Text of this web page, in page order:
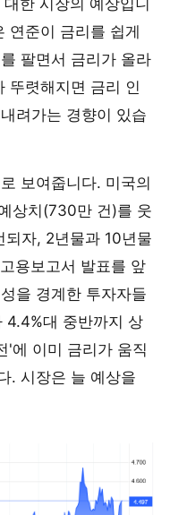
한 시장의 예상입니
연준이 금리를 쉽게
팔면서 금리가 올라
뚜렷해지면 금리 인
려가는 경향이 있습
보여줍니다. 미국의
상치(730만 건)를 웃
자, 2년물과 10년물
용보고서 발표를 앞
을 경계한 투자자들
4.4%대 중반까지 상
'에 이미 금리가 움직
. 시장은 늘 예상을